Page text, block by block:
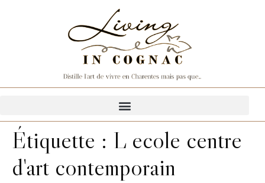
Étiquette : L ecole centre
d'art contemporain